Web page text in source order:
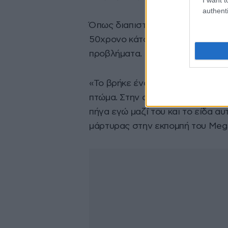
Όπως διαπιστώθηκε η σορός, την
50χρονο κάτοικο της περιοχής,
προβλήματα.
«Το βρήκε ένας παππούλης. Ήρθε
πτώμα. Στην αρχή δεν το
πήγα εγώ μαζί του και το είδα
μάρτυρας στην εκπομπή του